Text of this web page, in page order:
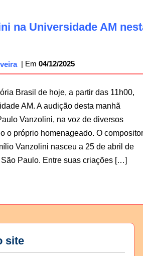
na Universidade AM
04/12/2025
Brasil de hoje, a partir das 11h00,
AM. A audição desta manhã
Vanzolini, na voz de diversos
o próprio homenageado. O compositor
Vanzolini nasceu a 25 de abril de
Paulo. Entre suas criações […]
site